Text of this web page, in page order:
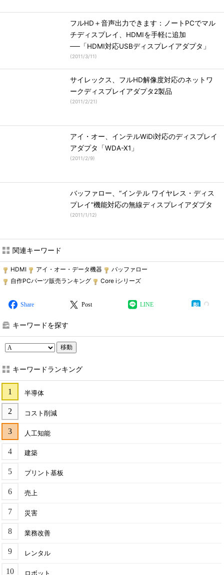
フルHD＋音声出力できます：ノートPCでマル
チディスプレイ、HDMIを手軽に追加
──「HDMI対応USBディスプレイアダプタ」
(2011/3/11)
サイレックス、フルHD解像度対応のネットワ
ークディスプレイアダプタ2製品
(2011/2/21)
アイ・オー、インテルWiDi対応のディスプレイ
アダプタ「WDA-X1」
(2011/2/9)
バッファロー、“インテル ワイヤレス・ディス
プレイ”機能対応の無線ディスプレイアダプタ
(2011/1/12)
関連キーワード
HDMI アイ・オー・データ機器
バッファロー
自作PCパーツ販売ランキング
Core iシリーズ
Share Post LINE
キーワードを探す
移動
キーワードランキング
半導体
コスト削減
人工知能
建築
プリント基板
売上
災害
業務改善
レンタル
ロボット